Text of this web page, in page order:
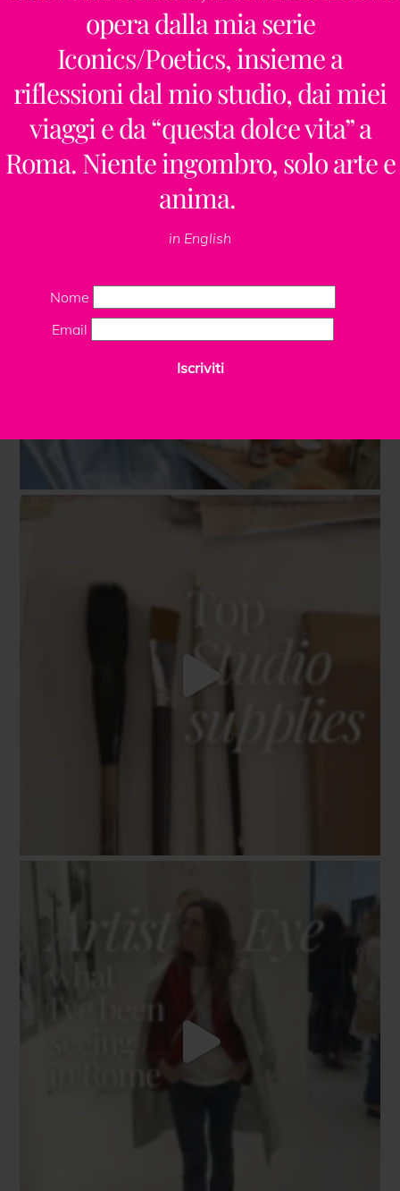
opera dalla mia serie
Iconics/Poetics, insieme a
riflessioni dal mio studio, dai miei
viaggi e da “questa dolce vita” a
Roma. Niente ingombro, solo arte e
anima.
in English
Nome
Email
Iscriviti